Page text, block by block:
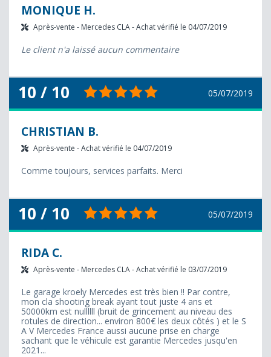
MONIQUE H.
Après-vente - Mercedes CLA - Achat vérifié le 04/07/2019
Le client n'a laissé aucun commentaire
10 / 10 05/07/2019
CHRISTIAN B.
Après-vente - Achat vérifié le 04/07/2019
Comme toujours, services parfaits. Merci
10 / 10 05/07/2019
RIDA C.
Après-vente - Mercedes CLA - Achat vérifié le 03/07/2019
Le garage kroely Mercedes est très bien !! Par contre,
mon cla shooting break ayant tout juste 4 ans et
50000km est nullllll (bruit de grincement au niveau des
rotules de direction... environ 800€ les deux côtés ) et le S
A V Mercedes France aussi aucune prise en charge
sachant que le véhicule est garantie Mercedes jusqu'en
2021...